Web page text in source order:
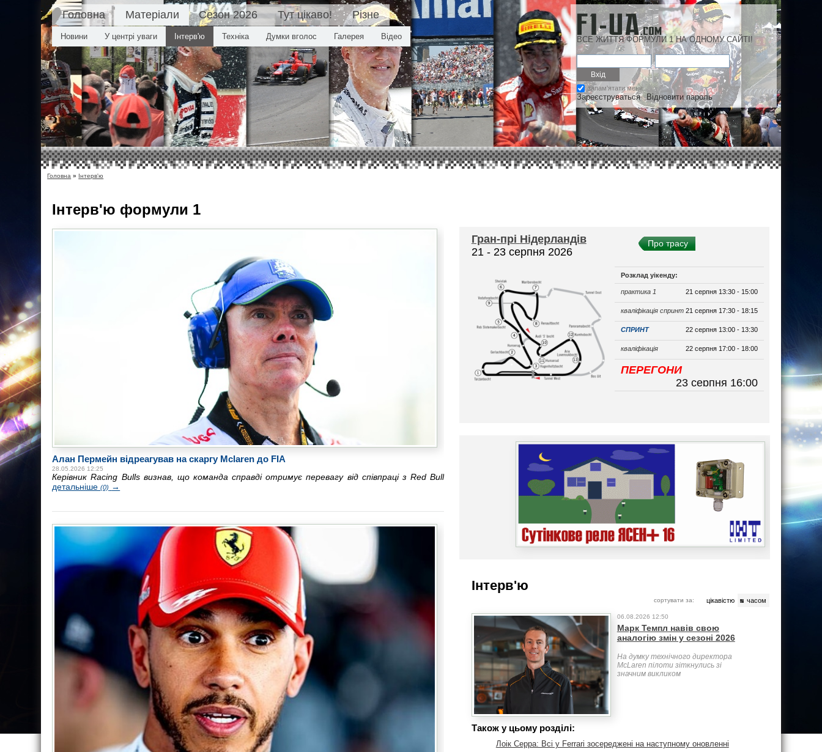
Головна Матеріали
Новини У центрі уваги Інтерв'ю Техніка Думки вголос Галерея Відео
Сезон 2026 Тут цікаво! Різне
ВСЕ ЖИТТЯ ФОРМУЛИ 1 НА ОДНОМУ САЙТІ!
запам'ятати мене
Зареєструваться Відновити пароль
Головна » Інтерв'ю
Інтерв'ю формули 1
Алан Пермейн відреагував на скаргу Mclaren до FIA
28.05.2026 12:25
Керівник Racing Bulls визнав, що команда справді отримує перевагу від співпраці з Red Bull
детальніше(0) →
Гран-прі Нідерландів
21 - 23 серпня 2026
Про трасу
Розклад уікенду:
практика 1 21 серпня 13:30 - 15:00
кваліфікація спринт 21 серпня 17:30 - 18:15
СПРИНТ 22 серпня 13:00 - 13:30
кваліфікація 22 серпня 17:00 - 18:00
ПЕРЕГОНИ
23 серпня 16:00
Інтерв'ю
сортувати за: цікавістю часом
06.08.2026 12:50
Марк Темпл навів свою
аналогію змін у сезоні 2026
На думку технічного директора
McLaren пілоти зіткнулись зі
значним викликом
Також у цьому розділі:
Лоік Серра: Всі у Ferrari зосереджені на наступному оновленні